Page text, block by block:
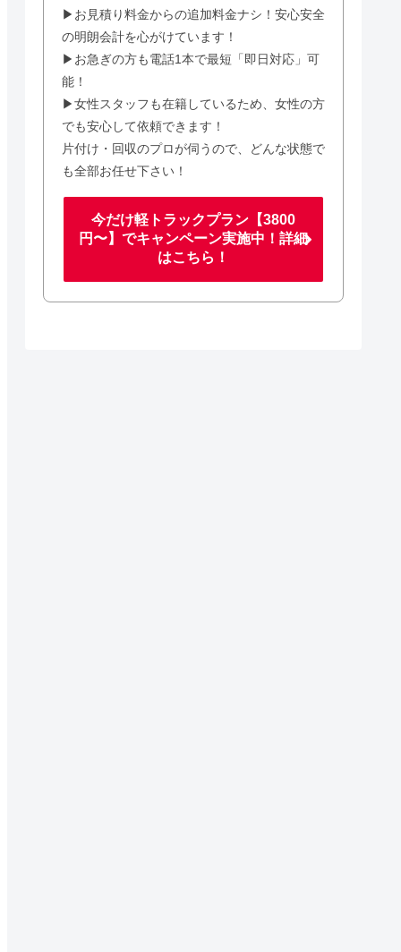
▶お見積り料金からの追加料金ナシ！安心安全
の明朗会計を心がけています！
▶お急ぎの方も電話1本で最短「即日対応」可
能！
▶女性スタッフも在籍しているため、女性の方
でも安心して依頼できます！
片付け・回収のプロが伺うので、どんな状態で
も全部お任せ下さい！
今だけ軽トラックプラン【3800
円〜】でキャンペーン実施中！詳細
はこちら！